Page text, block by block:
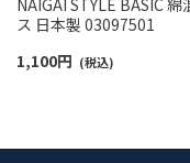
NAIGAI STYLE BASIC
ス 日本製 03097501
1,100円 (税込)